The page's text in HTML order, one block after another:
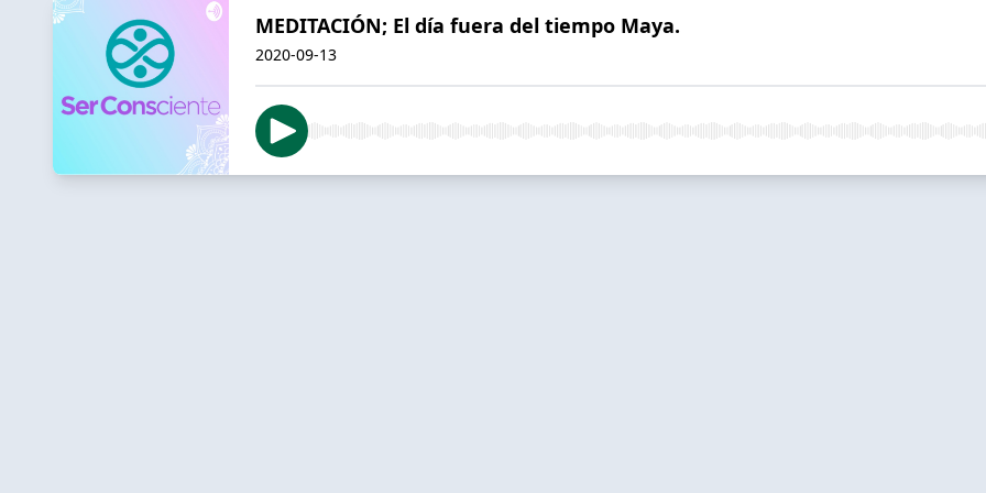
MEDITACIÓN; El día fuera del tiempo Maya.
2020-09-13